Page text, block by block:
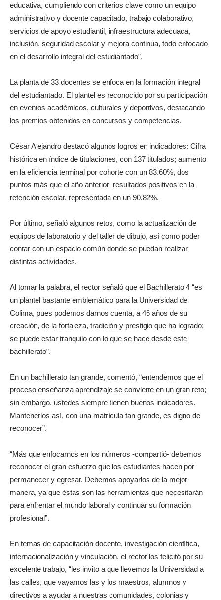
educativa, cumpliendo con criterios clave como un equipo
administrativo y docente capacitado, trabajo colaborativo,
servicios de apoyo estudiantil, infraestructura adecuada,
inclusión, seguridad escolar y mejora continua, todo enfocado
en el desarrollo integral del estudiantado”.
La planta de 33 docentes se enfoca en la formación integral
del estudiantado. El plantel es reconocido por su participación
en eventos académicos, culturales y deportivos, destacando
los premios obtenidos en concursos y competencias.
César Alejandro destacó algunos logros en indicadores: Cifra
histórica en índice de titulaciones, con 137 titulados; aumento
en la eficiencia terminal por cohorte con un 83.60%, dos
puntos más que el año anterior; resultados positivos en la
retención escolar, representada en un 90.82%.
Por último, señaló algunos retos, como la actualización de
equipos de laboratorio y del taller de dibujo, así como poder
contar con un espacio común donde se puedan realizar
distintas actividades.
Al tomar la palabra, el rector señaló que el Bachillerato 4 “es
un plantel bastante emblemático para la Universidad de
Colima, pues podemos darnos cuenta, a 46 años de su
creación, de la fortaleza, tradición y prestigio que ha logrado;
se puede estar tranquilo con lo que se hace desde este
bachillerato”.
En un bachillerato tan grande, comentó, “entendemos que el
proceso enseñanza aprendizaje se convierte en un gran reto;
sin embargo, ustedes siempre tienen buenos indicadores.
Mantenerlos así, con una matrícula tan grande, es digno de
reconocer”.
“Más que enfocarnos en los números -compartió- debemos
reconocer el gran esfuerzo que los estudiantes hacen por
permanecer y egresar. Debemos apoyarlos de la mejor
manera, ya que éstas son las herramientas que necesitarán
para enfrentar el mundo laboral y continuar su formación
profesional”.
En temas de capacitación docente, investigación científica,
internacionalización y vinculación, el rector los felicitó por su
excelente trabajo, “les invito a que llevemos la Universidad a
las calles, que vayamos las y los maestros, alumnos y
directivos a ayudar a nuestras comunidades, colonias y